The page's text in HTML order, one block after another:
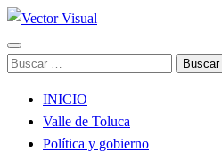
Vector Visual
Noticias y Producción Audiovisual
Buscar:
INICIO
Valle de Toluca
Política y gobierno